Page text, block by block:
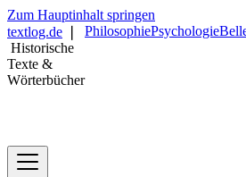
Zum Hauptinhalt springen
textlog.de
Historische
Texte &
Wörterbücher
PhilosophiePsychologie